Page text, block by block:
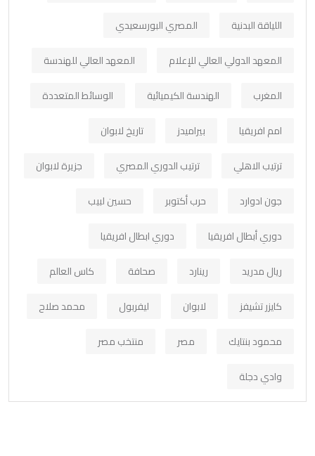
اللياقة البدنية
المصري البورسعيدي
المعهد الدولي العالي للإعلام
المعهد العالي للهندسة
المغرب
الهندسة الكيميائية
الوسائط المتعددة
امم افريقيا
بيراميدز
تاريخ لابوان
ترتيب الاهلي
ترتيب الدوري المصري
جزيرة لابوان
جون ادوارد
حرب أكتوبر
حسين لبيب
دوري أبطال افريقيا
دوري ابطال افريقيا
ريال مدريد
رينارد صحافة
كاس العالم
كايزر تشيفز
لابوان ليفربول
محمد صلاح
محمود بنتايك
مصر
منتخب مصر
وادي دجلة